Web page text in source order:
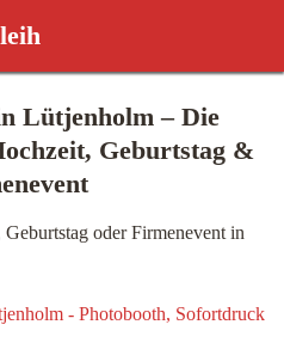
Lütjenholm – Die
Geburtstag &